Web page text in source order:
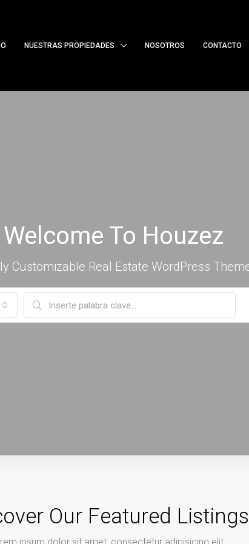
NUESTRAS PROPIEDADES NOSOTROS CONTACTO
Welcome To Houzez
Customizable Real Estate WordPress
Our Featured Listings